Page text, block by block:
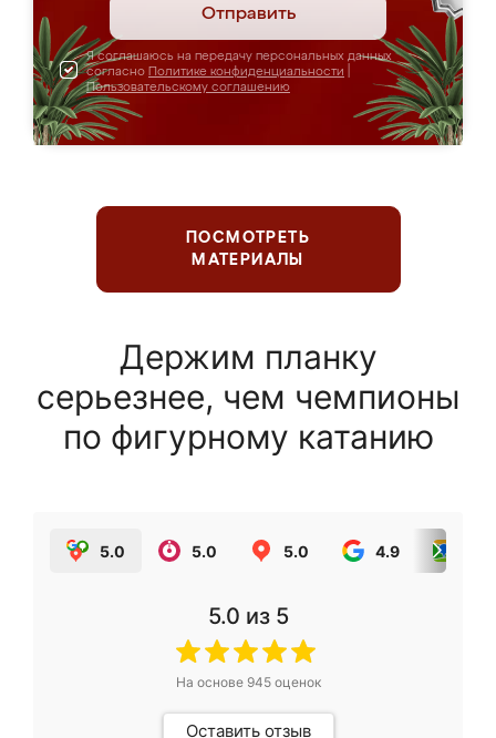
Отправить
Я соглашаюсь на передачу персональных данных
согласно Политике конфиденциальности
Пользовательскому соглашению
ПОСМОТРЕТЬ
МАТЕРИАЛЫ
Держим планку
серьезнее, чем чемпионы
по фигурному катанию
5.0 5.0 5.0 4.9
5.0 из 5
На основе 945оценок
Оставить отзыв